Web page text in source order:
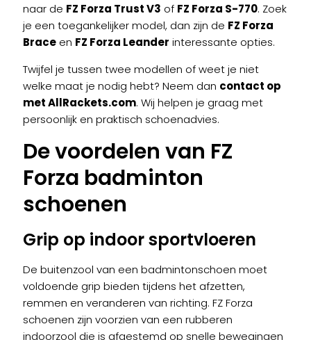
naar de FZ Forza Trust V3 of FZ Forza S-770. Zoek
je een toegankelijker model, dan zijn de FZ Forza
Brace en FZ Forza Leander interessante opties.
Twijfel je tussen twee modellen of weet je niet
welke maat je nodig hebt? Neem dan contact op
met AllRackets.com. Wij helpen je graag met
persoonlijk en praktisch schoenadvies.
De voordelen van FZ
Forza badminton
schoenen
Grip op indoor sportvloeren
De buitenzool van een badmintonschoen moet
voldoende grip bieden tijdens het afzetten,
remmen en veranderen van richting. FZ Forza
schoenen zijn voorzien van een rubberen
indoorzool die is afgestemd op snelle bewegingen